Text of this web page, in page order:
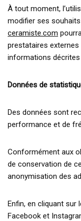
À tout moment,
modifier ses
ceramiste.com
prestataires externes
informations
Données de
Des données sont
performance et de
Conformément aux
de conservation de
anonymisation des
Enfin, en cliquant sur
Facebook et